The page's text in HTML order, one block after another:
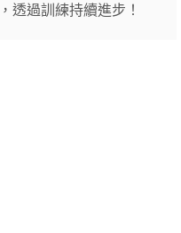
透過訓練持續進步！